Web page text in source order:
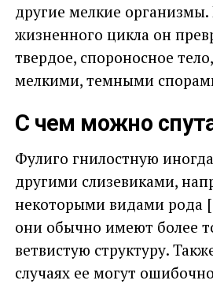
другие мелкие организмы.
жизненного цикла он
твердое, спороносное
мелкими, темными
С чем можно
Фулиго гнилостную
другими слизевиками,
некоторыми видами рода
они обычно имеют более
ветвистую структуру.
случаях ее могут